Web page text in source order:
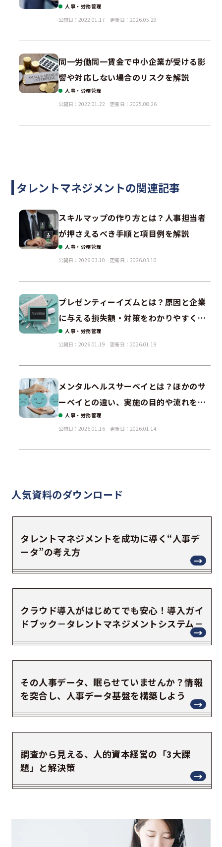
人事・労務管理
公開日：2022.01.17
更新日：2026.05.29
同一労働同一賃金で中小企業が受ける影
響や対応しない場合のリスクを解説
人事・労務管理
公開日：2022.01.22
更新日：2025.08.26
タレントマネジメントの関連記事
スキルマップの作り方とは？人事担当者
が押さえるべき手順と項目例を解説
人事・労務管理
公開日：2026.03.10
更新日：2026.03.10
プレゼンティーイズムとは？原因と企業
に与える損失額・対策をわかりやすく解
説人事・労務管理
公開日：2026.01.19
更新日：2026.01.19
メンタルヘルスサーベイとは？ほかのサ
ーベイとの違い、実施の目的や流れを解
説！
人事・労務管理
公開日：2026.01.16
更新日：2026.01.14
人気資料のダウンロード
タレントマネジメントを成功に導く“人事デ
ータ”の考え方
クラウド導入がはじめてでも安心！導入ガイ
ドブック－タレントマネジメントシステム－
その人事データ、眠らせていませんか？情報
を突合し、人事データ基盤を構築しよう
調査から見える、人的資本経営の「3大課
題」と解決策